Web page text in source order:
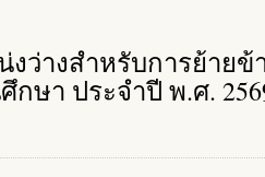
ว่างสำหรับการย้าย
ษา ประจำปี พ.ศ.